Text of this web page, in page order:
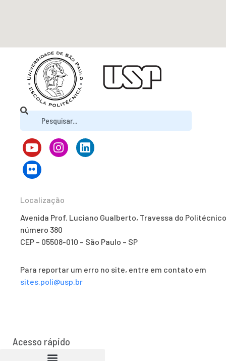
Localização
Avenida Prof. Luciano Gualberto, Travessa do
número 380
CEP – 05508-010 – São Paulo – SP
Para reportar um erro no site, entre em contato em
sites.poli@usp.br
Acesso rápido